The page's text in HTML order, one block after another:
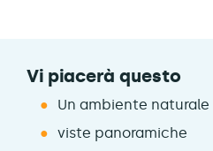
Vi piacerà questo
Un ambiente naturale
viste panoramiche